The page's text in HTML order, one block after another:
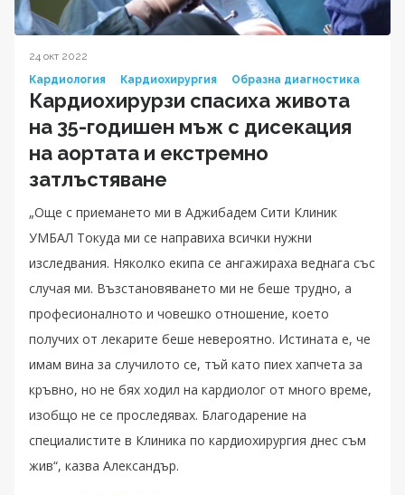
24 окт 2022
Кардиология
Кардиохирургия Образна диагностика
Кардиохирурзи спасиха живота
на 35-годишен мъж с дисекация
на аортата и екстремно
затлъстяване
„Още с приемането ми в Аджибадем Сити Клиник
УМБАЛ Токуда ми се направиха всички нужни
изследвания. Няколко екипа се ангажираха веднага със
случая ми. Възстановяването ми не беше трудно, а
професионалното и човешко отношение, което
получих от лекарите беше невероятно. Истината е, че
имам вина за случилото се, тъй като пиех хапчета за
кръвно, но не бях ходил на кардиолог от много време,
изобщо не се проследявах. Благодарение на
специалистите в Клиника по кардиохирургия днес съм
жив“, казва Александър.